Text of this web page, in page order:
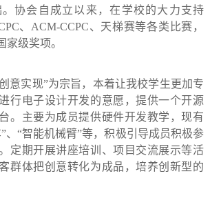
协会自成立以来，在学校的大力支持
、ACM-CCPC、天梯赛等各类比赛，
家级奖项。
意实现”为宗旨，本着让我校学生更加专
行电子设计开发的意愿，提供一个开源
。主要为成员提供硬件开发教学，现有
、“智能机械臂”等，积极引导成员积极参
定期开展讲座培训、项目交流展示等活
群体把创意转化为成品，培养创新型的